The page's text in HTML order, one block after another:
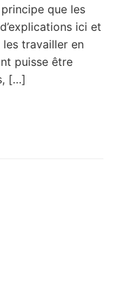
que les
ici et
travailler en
puisse être
[…]